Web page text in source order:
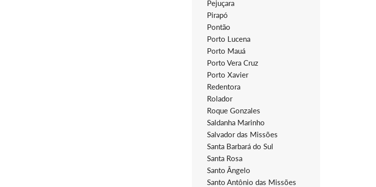
Pejuçara
Pirapó
Pontão
Porto Lucena
Porto Mauá
Porto Vera Cruz
Porto Xavier
Redentora
Rolador
Roque Gonzales
Saldanha Marinho
Salvador das Missões
Santa Barbará do Sul
Santa Rosa
Santo Ângelo
Santo Antônio das Missões